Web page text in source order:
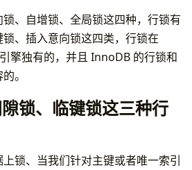
、自增锁、全局锁这四种，行锁有
、插入意向锁这四类，行锁在
擎独有的，并且 InnoDB 的行锁和
。
锁、临键锁这三种行
锁、当我们针对主键或者唯一索引